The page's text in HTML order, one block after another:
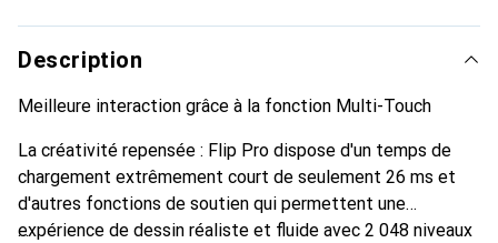
Description
Meilleure interaction grâce à la fonction Multi-Touch
La créativité repensée : Flip Pro dispose d'un temps de
chargement extrêmement court de seulement 26 ms et
d'autres fonctions de soutien qui permettent une
expérience de dessin réaliste et fluide avec 2 048 niveaux